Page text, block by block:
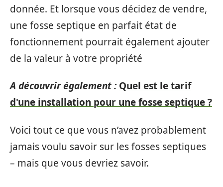
donnée. Et lorsque vous décidez de vendre,
une fosse septique en parfait état de
fonctionnement pourrait également ajouter
de la valeur à votre propriété
A découvrir également : Quel est le tarif
d'une installation pour une fosse septique ?
Voici tout ce que vous n’avez probablement
jamais voulu savoir sur les fosses septiques
– mais que vous devriez savoir.